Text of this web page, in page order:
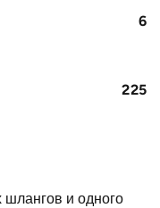
6
225
шлангов и одного